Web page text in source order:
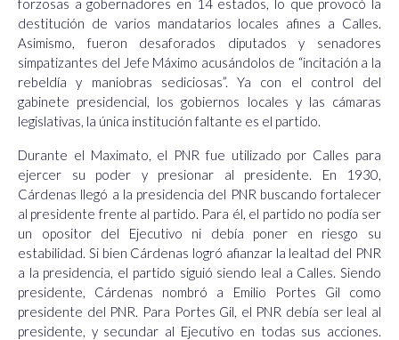
forzosas a gobernadores en 14 estados, lo que provocó la
destitución de varios mandatarios locales afines a Calles.
Asimismo, fueron desaforados diputados y senadores
simpatizantes del Jefe Máximo acusándolos de “incitación a la
rebeldía y maniobras sediciosas”. Ya con el control del
gabinete presidencial, los gobiernos locales y las cámaras
legislativas, la única institución faltante es el partido.
Durante el Maximato, el PNR fue utilizado por Calles para
ejercer su poder y presionar al presidente. En 1930,
Cárdenas llegó a la presidencia del PNR buscando fortalecer
al presidente frente al partido. Para él, el partido no podía ser
un opositor del Ejecutivo ni debía poner en riesgo su
estabilidad. Si bien Cárdenas logró afianzar la lealtad del PNR
a la presidencia, el partido siguió siendo leal a Calles. Siendo
presidente, Cárdenas nombró a Emilio Portes Gil como
presidente del PNR. Para Portes Gil, el PNR debía ser leal al
presidente, y secundar al Ejecutivo en todas sus acciones.